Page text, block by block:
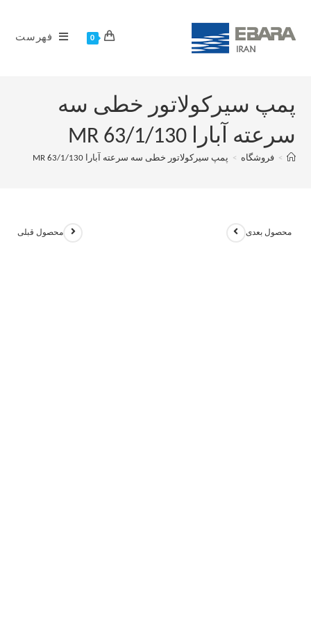
0 فهرست
پمپ سیرکولاتور خطی سه
سرعته آبارا MR 63/1/130
> فروشگاه > پمپ سیرکولاتور خطی سه سرعته آبارا MR 63/1/130
محصول قبلی محصول بعدی